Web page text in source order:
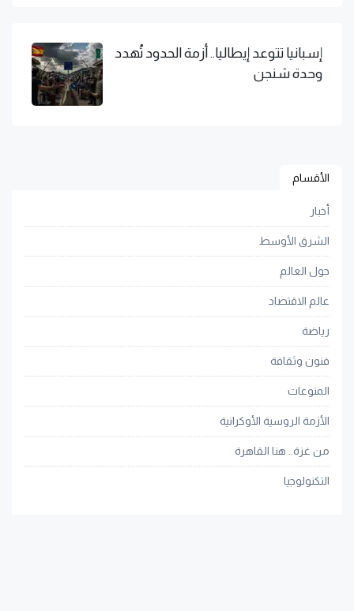
إسبانيا تتوعد إيطاليا.. أزمة الحدود تُهدد
وحدة شنجن
الأقسام
أخبار
الشرق الأوسط
حول العالم
عالم الاقتصاد
رياضة
فنون وثقافة
المنوعات
الأزمة الروسية الأوكرانية
من غزة.. هنا القاهرة
التكنولوجيا